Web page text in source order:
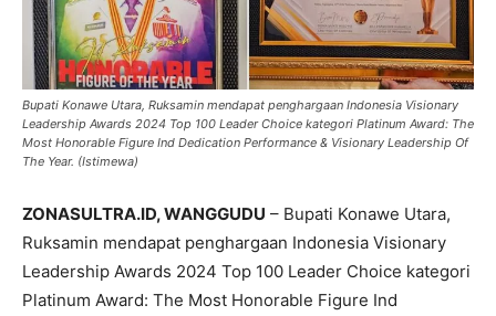
Bupati Konawe Utara, Ruksamin mendapat penghargaan Indonesia Visionary
Leadership Awards 2024 Top 100 Leader Choice kategori Platinum Award: The
Most Honorable Figure Ind Dedication Performance & Visionary Leadership Of
The Year. (Istimewa)
ZONASULTRA.ID, WANGGUDU – Bupati Konawe Utara,
Ruksamin mendapat penghargaan Indonesia Visionary
Leadership Awards 2024 Top 100 Leader Choice kategori
Platinum Award: The Most Honorable Figure Ind